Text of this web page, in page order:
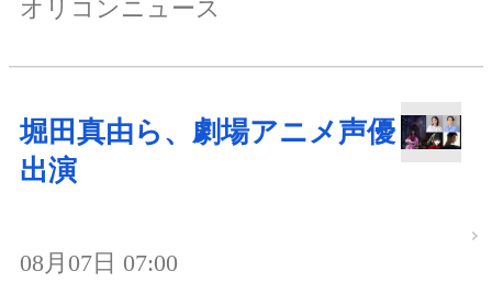
オリコンニュース
堀田真由ら、劇場アニメ声優
出演
08月07日 07:00